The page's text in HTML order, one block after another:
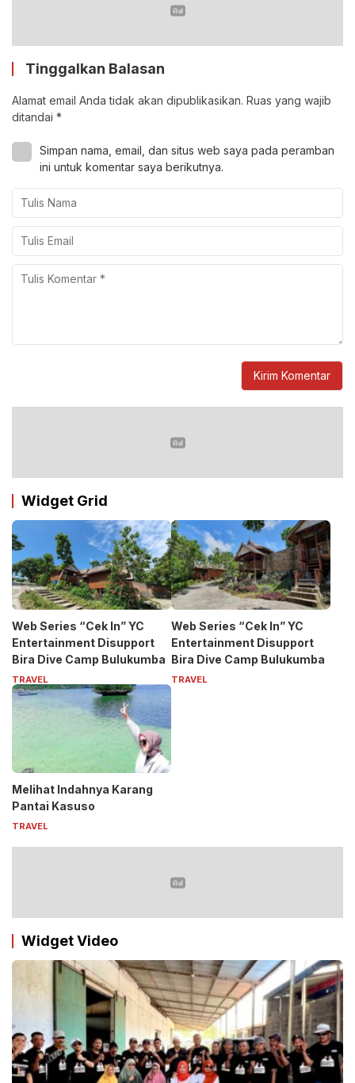
Tinggalkan Balasan
Alamat email Anda tidak akan dipublikasikan. Ruas yang wajib
ditandai *
Simpan nama, email, dan situs web saya pada peramban
ini untuk komentar saya berikutnya.
Widget Grid
Web Series “Cek In” YC
Entertainment Disupport
Bira Dive Camp Bulukumba
TRAVEL
Web Series “Cek In” YC
Entertainment Disupport
Bira Dive Camp Bulukumba
TRAVEL
Melihat Indahnya Karang
Pantai Kasuso
TRAVEL
Widget Video